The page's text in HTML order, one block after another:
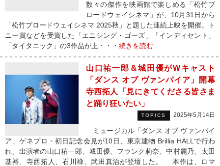
数々の傑作を映画館で楽しめる「松竹ブ
ロードウェイシネマ」が、10月31日から
「松竹ブロードウェイシネマ 2025秋」と題した連続上映を開催。ト
ニー賞などを受賞した「エニシング・ゴーズ」「インディセント」
「タイタニック」の3作品が上・・・ 続きを読む
山口祐一郎＆城田優がWキャスト
「ダンス オブ ヴァンパイア」開幕
寺西拓人「見にきてくださる皆さま
と踊り狂いたい」
TOPICS 2025年5月14日
ミュージカル「ダンス オブ ヴァンパイ
ア」ゲネプロ・初日記念会見が10日、東京建物 Brillia HALLで行わ
れ、出演者の山口祐一郎、城田優、フランク莉奈、中村麗乃、太田
基裕、寺西拓人、石川禅、武田真治が登壇した。 本作は、ロマ